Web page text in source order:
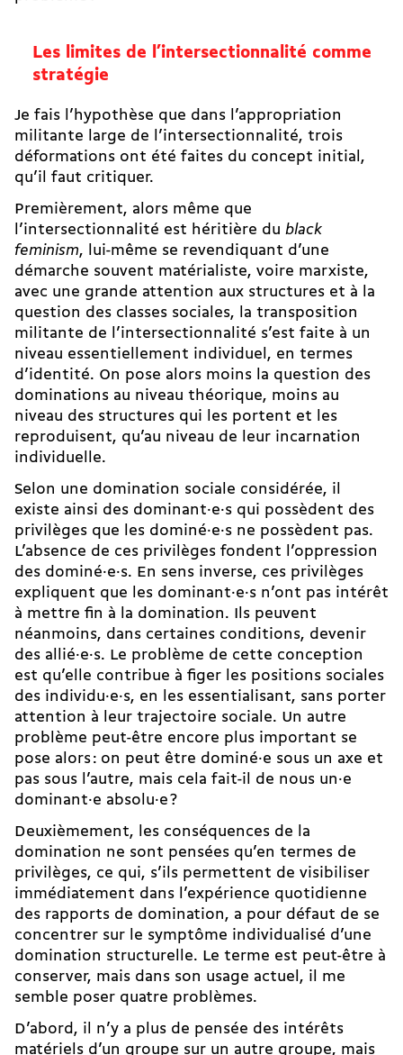
Les limites de l’intersectionnalité comme
stratégie
Je fais l’hypothèse que dans l’appropriation
militante large de l’intersectionnalité, trois
déformations ont été faites du concept initial,
qu’il faut critiquer.
Premièrement, alors même que
l’intersectionnalité est héritière du black
feminism, lui-même se revendiquant d’une
démarche souvent matérialiste, voire marxiste,
avec une grande attention aux structures et à la
question des classes sociales, la transposition
militante de l’intersectionnalité s’est faite à un
niveau essentiellement individuel, en termes
d’identité. On pose alors moins la question des
dominations au niveau théorique, moins au
niveau des structures qui les portent et les
reproduisent, qu’au niveau de leur incarnation
individuelle.
Selon une domination sociale considérée, il
existe ainsi des dominant·e·s qui possèdent des
privilèges que les dominé·e·s ne possèdent pas.
L’absence de ces privilèges fondent l’oppression
des dominé·e·s. En sens inverse, ces privilèges
expliquent que les dominant·e·s n’ont pas intérêt
à mettre fin à la domination. Ils peuvent
néanmoins, dans certaines conditions, devenir
des allié·e·s. Le problème de cette conception
est qu’elle contribue à figer les positions sociales
des individu·e·s, en les essentialisant, sans porter
attention à leur trajectoire sociale. Un autre
problème peut-être encore plus important se
pose alors : on peut être dominé·e sous un axe et
pas sous l’autre, mais cela fait-il de nous un·e
dominant·e absolu·e ?
Deuxièmement, les conséquences de la
domination ne sont pensées qu’en termes de
privilèges, ce qui, s’ils permettent de visibiliser
immédiatement dans l’expérience quotidienne
des rapports de domination, a pour défaut de se
concentrer sur le symptôme individualisé d’une
domination structurelle. Le terme est peut-être à
conserver, mais dans son usage actuel, il me
semble poser quatre problèmes.
D’abord, il n’y a plus de pensée des intérêts
matériels d’un groupe sur un autre groupe, mais